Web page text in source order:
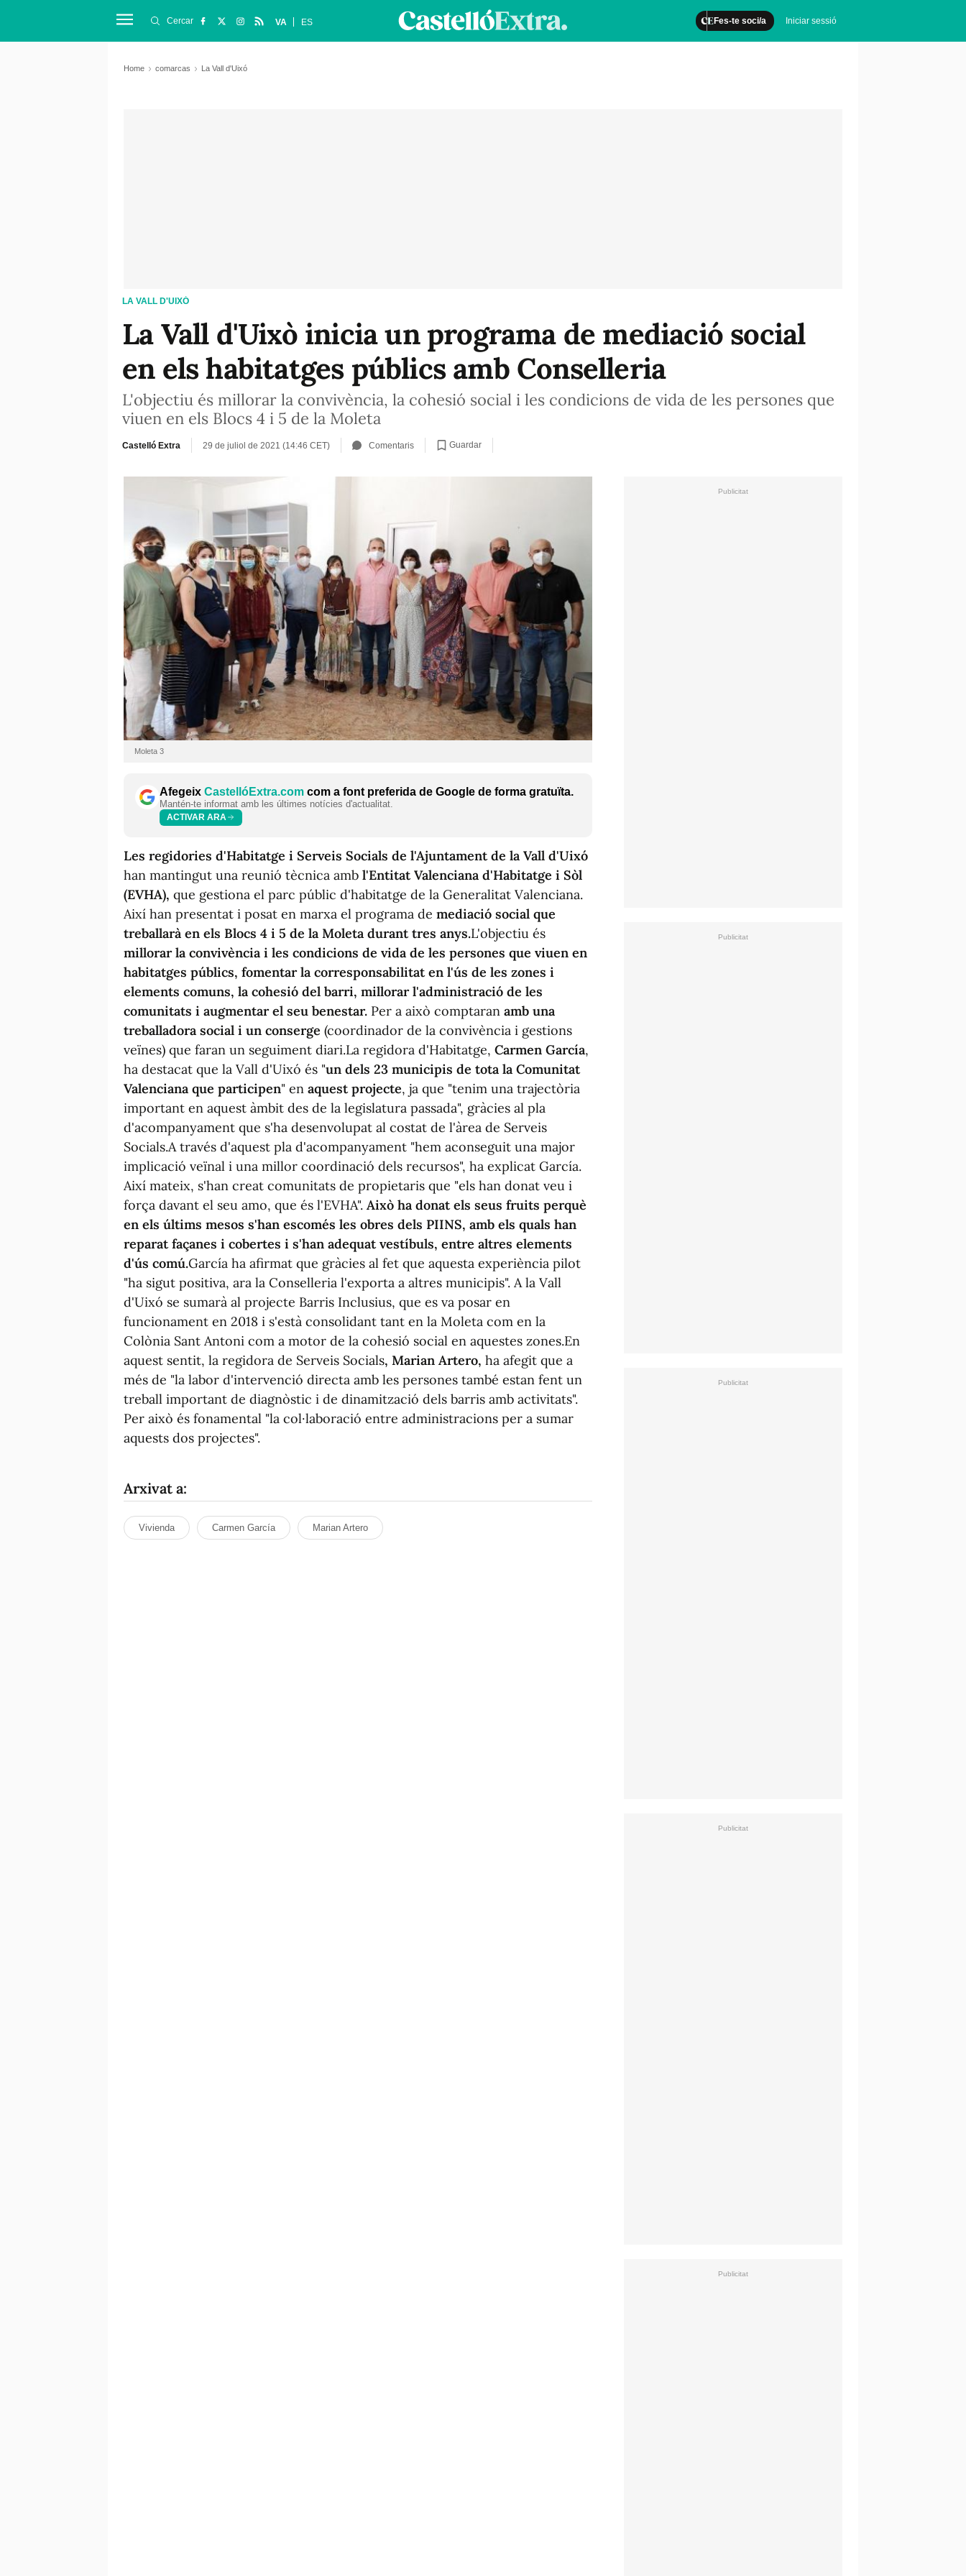
Fes-te soci/a Iniciar sessió
Cercar VA ES
Home comarcas La Vall d'Uixó
LA VALL D'UIXÓ
La Vall d'Uixò inicia un programa de mediació social
en els habitatges públics amb Conselleria
L'objectiu és millorar la convivència, la cohesió social i les condicions de vida de les persones que
viuen en els Blocs 4 i 5 de la Moleta
Castelló Extra 29 de juliol de 2021 (14:46 CET) Comentaris Guardar
Moleta 3
Afegeix CastellóExtra.com com a font preferida de Google de forma gratuïta.
Mantén-te informat amb les últimes notícies d'actualitat.
ACTIVAR ARA
Les regidories d'Habitatge i Serveis Socials de l'Ajuntament de la Vall d'Uixó
han mantingut una reunió tècnica amb l'Entitat Valenciana d'Habitatge i Sòl
(EVHA), que gestiona el parc públic d'habitatge de la Generalitat Valenciana.
Així han presentat i posat en marxa el programa de mediació social que
treballarà en els Blocs 4 i 5 de la Moleta durant tres anys.L'objectiu és
millorar la convivència i les condicions de vida de les persones que viuen en
habitatges públics, fomentar la corresponsabilitat en l'ús de les zones i
elements comuns, la cohesió del barri, millorar l'administració de les
comunitats i augmentar el seu benestar. Per a això comptaran amb una
treballadora social i un conserge (coordinador de la convivència i gestions
veïnes) que faran un seguiment diari.La regidora d'Habitatge, Carmen García,
ha destacat que la Vall d'Uixó és "un dels 23 municipis de tota la Comunitat
Valenciana que participen" en aquest projecte, ja que "tenim una trajectòria
important en aquest àmbit des de la legislatura passada", gràcies al pla
d'acompanyament que s'ha desenvolupat al costat de l'àrea de Serveis
Socials.A través d'aquest pla d'acompanyament "hem aconseguit una major
implicació veïnal i una millor coordinació dels recursos", ha explicat García.
Així mateix, s'han creat comunitats de propietaris que "els han donat veu i
força davant el seu amo, que és l'EVHA". Això ha donat els seus fruits perquè
en els últims mesos s'han escomés les obres dels PIINS, amb els quals han
reparat façanes i cobertes i s'han adequat vestíbuls, entre altres elements
d'ús comú.García ha afirmat que gràcies al fet que aquesta experiència pilot
"ha sigut positiva, ara la Conselleria l'exporta a altres municipis". A la Vall
d'Uixó se sumarà al projecte Barris Inclusius, que es va posar en
funcionament en 2018 i s'està consolidant tant en la Moleta com en la
Colònia Sant Antoni com a motor de la cohesió social en aquestes zones.En
aquest sentit, la regidora de Serveis Socials, Marian Artero, ha afegit que a
més de "la labor d'intervenció directa amb les persones també estan fent un
treball important de diagnòstic i de dinamització dels barris amb activitats".
Per això és fonamental "la col·laboració entre administracions per a sumar
aquests dos projectes".
Arxivat a:
Vivienda Carmen García Marian Artero